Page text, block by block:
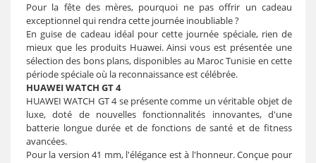
Pour la fête des mères, pourquoi ne pas offrir un cadeau
exceptionnel qui rendra cette journée inoubliable ?
En guise de cadeau idéal pour cette journée spéciale, rien de
mieux que les produits Huawei. Ainsi vous est présentée une
sélection des bons plans, disponibles au Maroc Tunisie en cette
période spéciale où la reconnaissance est célébrée.
HUAWEI WATCH GT 4
HUAWEI WATCH GT 4 se présente comme un véritable objet de
luxe, doté de nouvelles fonctionnalités innovantes, d'une
batterie longue durée et de fonctions de santé et de fitness
avancées.
Pour la version 41 mm, l'élégance est à l'honneur. Conçue pour